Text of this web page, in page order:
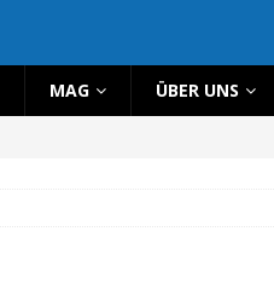
MAG ÜBER UNS